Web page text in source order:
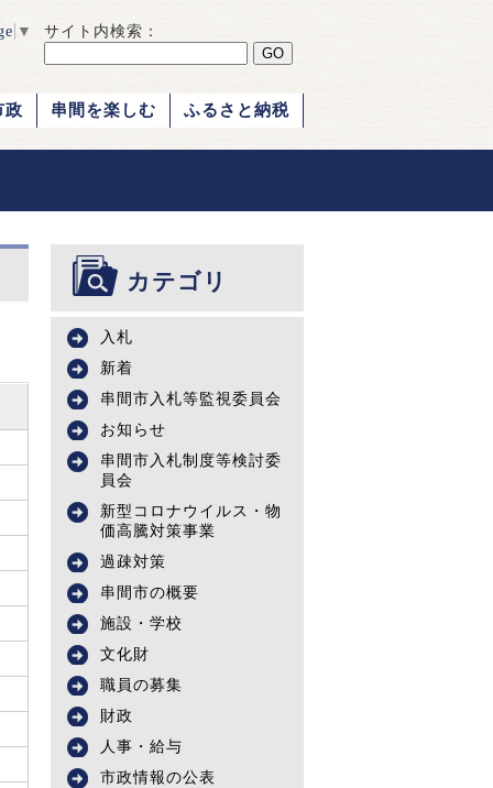
▼ サイト内検索：
政 串間を楽しむ ふるさと納税
カテゴリ
入札
新着
串間市入札等監視委員会
お知らせ
串間市入札制度等検討委
員会
新型コロナウイルス・物
価高騰対策事業
過疎対策
串間市の概要
施設・学校
文化財
職員の募集
財政
人事・給与
市政情報の公表